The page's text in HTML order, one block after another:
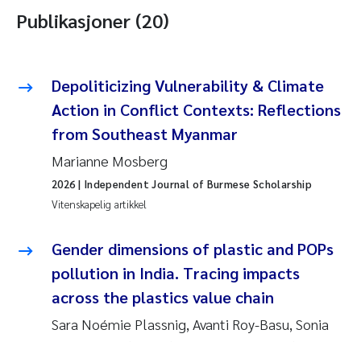
Publikasjoner (20)
Depoliticizing Vulnerability & Climate
Action in Conflict Contexts: Reflections
from Southeast Myanmar
Marianne Mosberg
Vitenskapelig artikkel
2026 | Independent Journal of Burmese Scholarship
Gender dimensions of plastic and POPs
pollution in India. Tracing impacts
across the plastics value chain
Sara Noémie Plassnig, Avanti Roy-Basu, Sonia